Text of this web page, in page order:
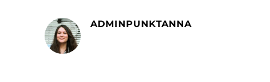
ADMINPUNKTANNA